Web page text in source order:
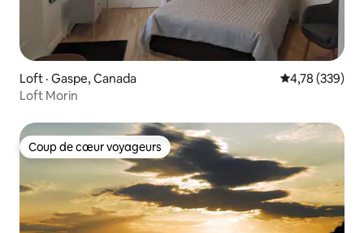
Loft · Gaspe, Canada Note
4,78 (339)
Loft Morin
Coup de cœur voyageurs
Coup de cœur voyageurs